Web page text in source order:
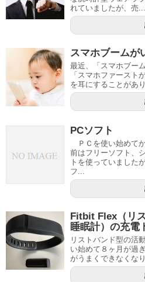
れていましたが、売...
スマホブームが
最近、「スマホブー
「スマホファースト
を耳にすることがあ
PCソフト
ＰＣを使い始めて
前はフリーソフト、
トを使っていました
フ...
Fitbit Flex（リ
睡眠計）の充電
リストバンド型の活
い始めて８ヶ月が過
がうまくできなくな